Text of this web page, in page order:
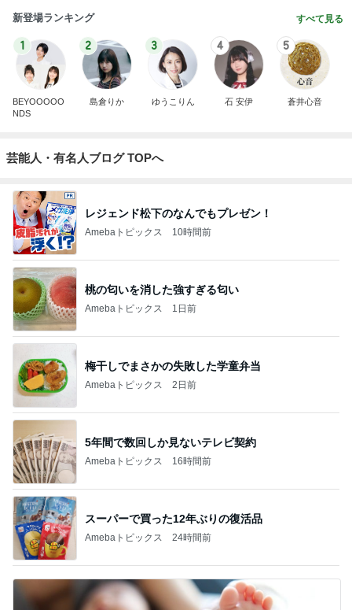
新登場ランキング すべて見る
1
BEYOOOOO
NDS
2
島倉りか
3
ゆうこりん
4
石 安伊
5
蒼井心音
芸能人・有名人ブログ TOPへ
レジェンド松下のなんでもプレゼン！
Amebaトピックス 10時間前
桃の匂いを消した強すぎる匂い
Amebaトピックス 1日前
梅干しでまさかの失敗した学童弁当
Amebaトピックス 2日前
5年間で数回しか見ないテレビ契約
Amebaトピックス 16時間前
スーパーで買った12年ぶりの復活品
Amebaトピックス 24時間前